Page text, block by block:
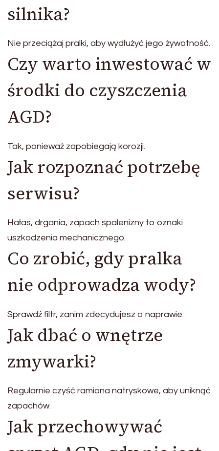
silnika?
Nie przeciążaj pralki, aby wydłużyć jego żywotność.
Czy warto inwestować w
środki do czyszczenia
AGD?
Tak, ponieważ zapobiegają korozji.
Jak rozpoznać potrzebę
serwisu?
Hałas, drgania, zapach spalenizny to oznaki
uszkodzenia mechanicznego.
Co zrobić, gdy pralka
nie odprowadza wody?
Sprawdź filtr, zanim zdecydujesz o naprawie.
Jak dbać o wnętrze
zmywarki?
Regularnie czyść ramiona natryskowe, aby uniknąć
zapachów.
Jak przechowywać